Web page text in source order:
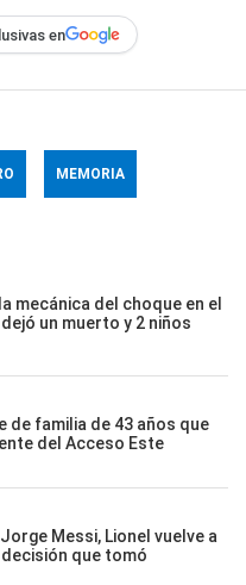
en
MEMORIA
mecánica del choque en el
un muerto y 2 niños
de familia de 43 años que
del Acceso Este
Messi, Lionel vuelve a
que tomó